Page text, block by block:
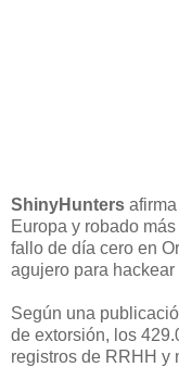
ShinyHunters
Europa y robado
fallo de día cero en
agujero para
Según una
de extorsión, los
registros de RRHH y